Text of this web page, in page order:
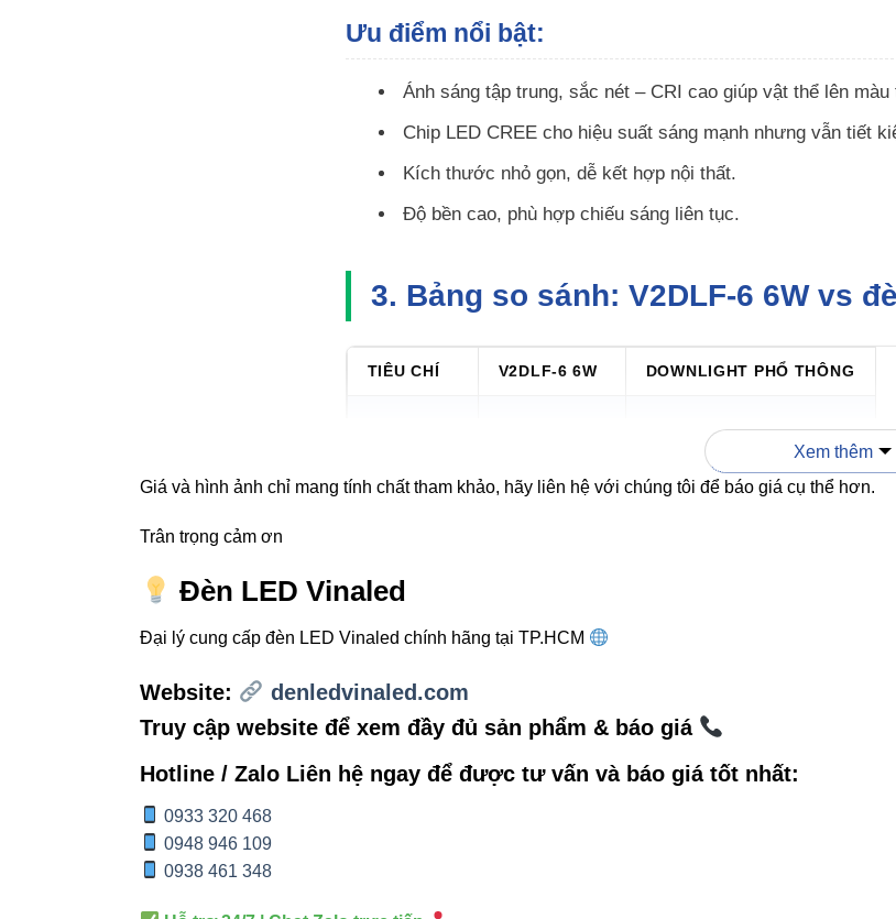
Ưu điểm nổi bật:
Ánh sáng tập trung, sắc nét – CRI cao giúp vật thể lên
Chip LED CREE cho hiệu suất sáng mạnh nhưng vẫn tiết
Kích thước nhỏ gọn, dễ kết hợp nội thất.
Độ bền cao, phù hợp chiếu sáng liên tục.
3. Bảng so sánh: V2DLF-6 6W vs
TIÊU CHÍ V2DLF-6 6W DOWNLIGHT PHỔ THÔNG
Chiếu sáng chung
Góc chiếu 24° 60–120°
4. Ứng dụng thực tế của V2DLF-6
Showroom thời trang – chiếu mẫu, manocanh
Xem thêm
Giá và hình ảnh chỉ mang tính chất tham khảo, hãy liên hệ với chúng tôi để báo giá cụ thể hơn.
Trân trọng cảm ơn
Đèn LED Vinaled
Đại lý cung cấp đèn LED Vinaled chính hãng tại TP.HCM
Website:
denledvinaled.com
Truy cập website để xem đầy đủ sản phẩm & báo giá
Hotline / Zalo Liên hệ ngay để được tư vấn và báo giá tốt nhất:
0933 320 468
0948 946 109
0938 461 348